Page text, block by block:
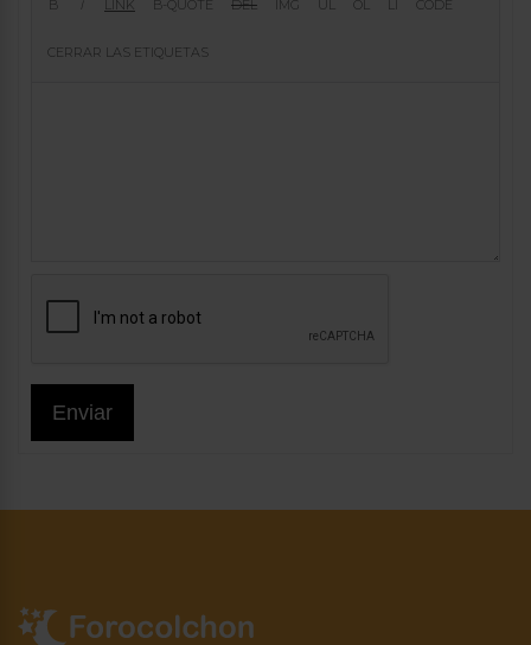
Enviar